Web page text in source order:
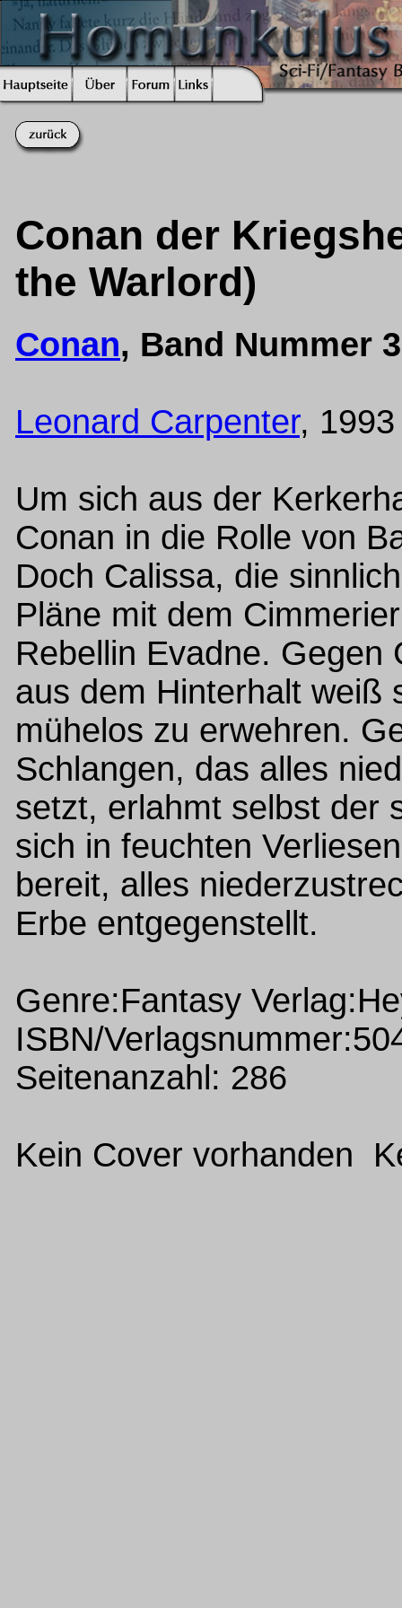
Conan der
the Warlord)
Conan, Band Nummer
Leonard Carpenter, 1993
Um sich aus der
Conan in die Rolle von
Doch Calissa, die
Pläne mit dem
Rebellin Evadne. Gegen
aus dem Hinterhalt weiß
mühelos zu erwehren.
Schlangen, das alles
setzt, erlahmt selbst der
sich in feuchten
bereit, alles
Erbe entgegenstellt.
Genre:Fantasy
ISBN/
Seitenanzahl: 286
Kein Cover vorhanden